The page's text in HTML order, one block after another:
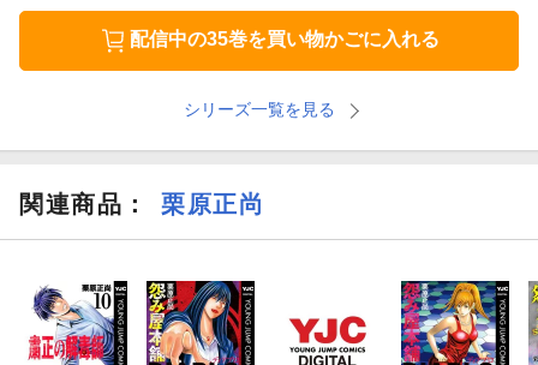
配信中の35巻を買い物かごに入れる
シリーズ一覧を見る
関連商品 ： 栗原正尚